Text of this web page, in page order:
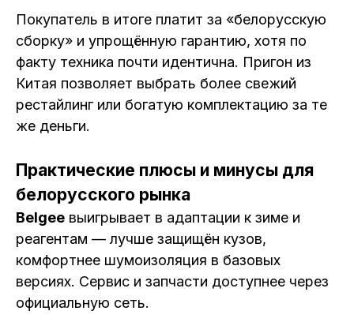
Покупатель в итоге платит за «белорусскую
сборку» и упрощённую гарантию, хотя по
факту техника почти идентична. Пригон из
Китая позволяет выбрать более свежий
рестайлинг или богатую комплектацию за те
же деньги.
Практические плюсы и минусы для
белорусского рынка
Belgee выигрывает в адаптации к зиме и
реагентам — лучше защищён кузов,
комфортнее шумоизоляция в базовых
версиях. Сервис и запчасти доступнее через
официальную сеть.